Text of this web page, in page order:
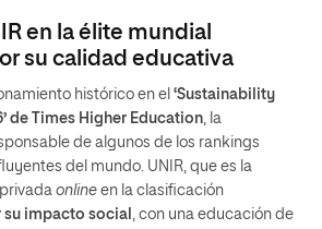
en la élite mundial
su calidad educativa
histórico en el ‘Sustainability
de Times Higher Education , la
de algunos de los rankings
del mundo. UNIR, que es la
online en la clasificación
impacto social
, con una educación de